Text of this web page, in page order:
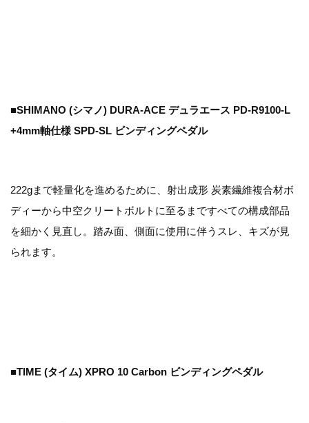
■SHIMANO (シマノ) DURA-ACE デュラエース PD-R9100-L
+4mm軸仕様 SPD-SL ビンディングペダル
222gまで軽量化を進めるために、射出成形 炭素繊維複合材ボ
ディーから中空クリートボルトに至るまですべての構成部品
を細かく見直し。踏み面、側面に使用に伴うスレ、キズが見
られます。
■TIME (タイム) XPRO 10 Carbon ビンディングペダル